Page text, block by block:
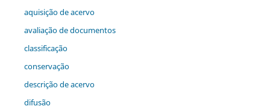
aquisição de acervo
avaliação de documentos
classificação
conservação
descrição de acervo
difusão